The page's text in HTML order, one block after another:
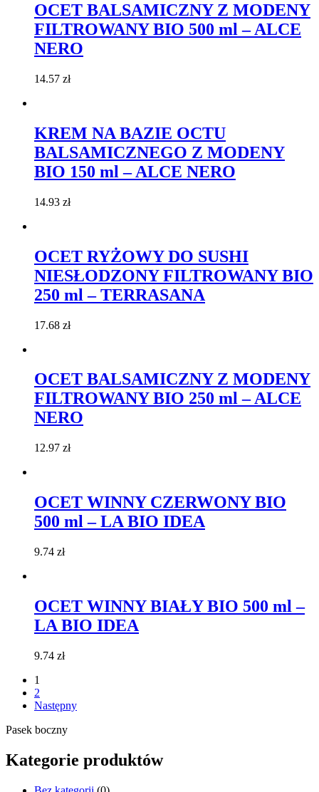
OCET BALSAMICZNY Z MODENY
FILTROWANY BIO 500 ml – ALCE
NERO
14.57 zł
KREM NA BAZIE OCTU
BALSAMICZNEGO Z MODENY
BIO 150 ml – ALCE NERO
14.93 zł
OCET RYŻOWY DO SUSHI
NIESŁODZONY FILTROWANY BIO
250 ml – TERRASANA
17.68 zł
OCET BALSAMICZNY Z MODENY
FILTROWANY BIO 250 ml – ALCE
NERO
12.97 zł
OCET WINNY CZERWONY BIO
500 ml – LA BIO IDEA
9.74 zł
OCET WINNY BIAŁY BIO 500 ml –
LA BIO IDEA
9.74 zł
1
2
Następny
Pasek boczny
Kategorie produktów